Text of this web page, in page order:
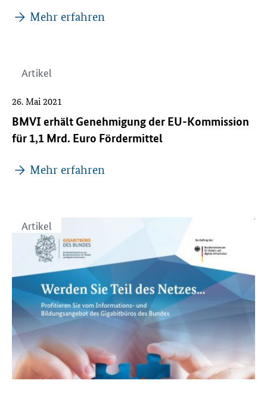
Mehr erfahren
Artikel
BMVI erhält Genehmigung der EU-Kommission
für 1,1 Mrd. Euro Fördermittel
26. Mai 2021
Mehr erfahren
Artikel